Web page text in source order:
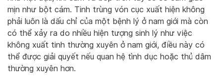
mịn như bột cám. Tinh trùng vón cục xuất hiện không
phải luôn là dấu chỉ của một bệnh lý ở nam giới mà còn
có thể xảy ra do nhiều hiện tượng sinh lý như việc
không xuất tinh thường xuyên ở nam giới, điều này có
thể được giải quyết nếu quan hệ tình dục hoặc thủ dâm
thường xuyên hơn.